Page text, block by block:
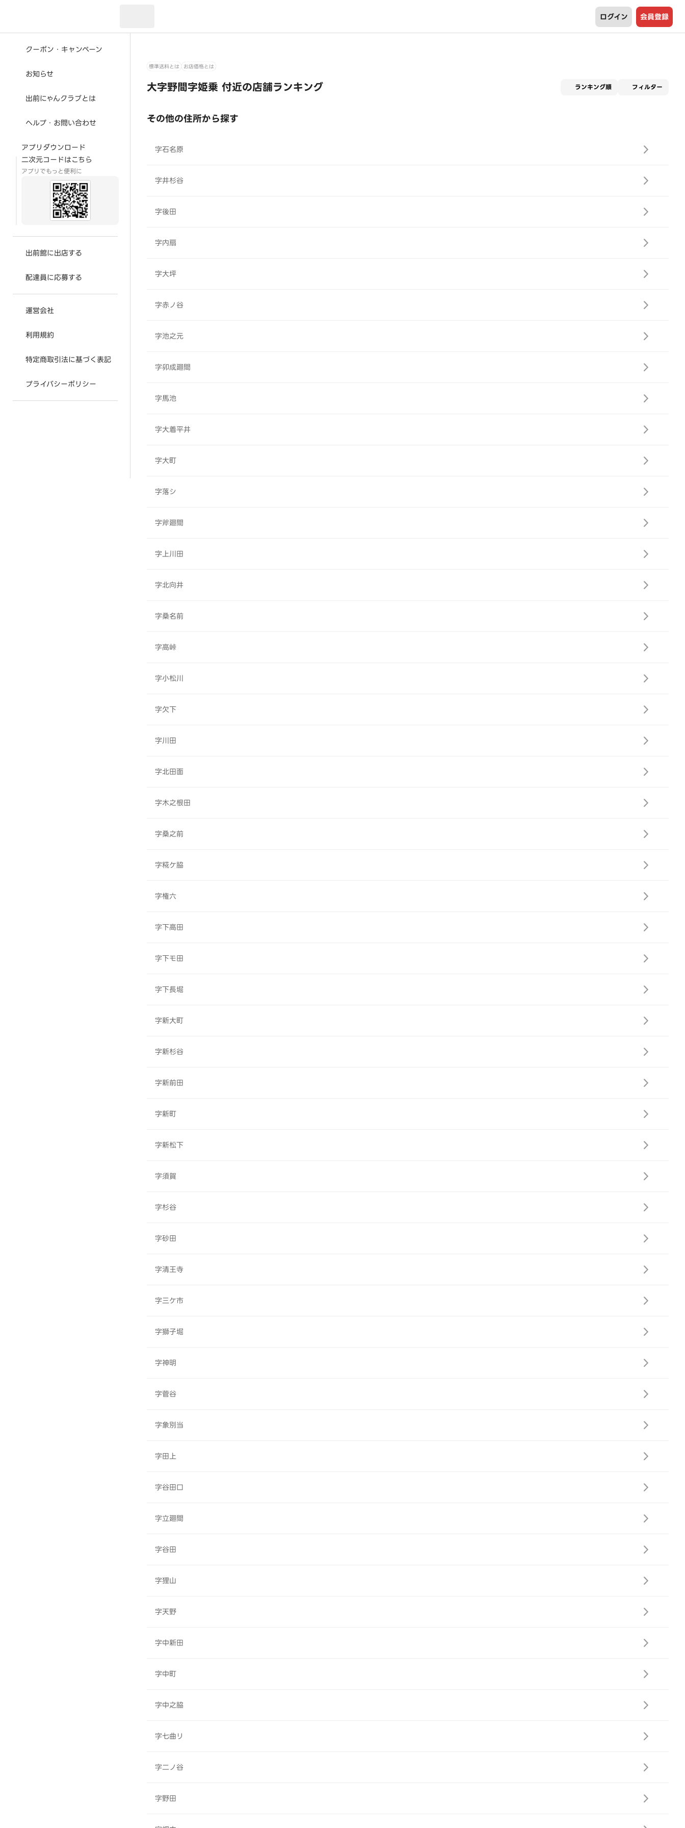
ログイン 会員登録
クーポン・キャンペーン
お知らせ
出前にゃんクラブとは
ヘルプ・お問い合わせ
アプリダウンロード
二次元コードはこちら
アプリでもっと便利に
出前館に出店する
配達員に応募する
運営会社
利用規約
特定商取引法に基づく表記
プライバシーポリシー
標準送料とは お店価格とは
大字野間字姫乗 付近の店舗ランキング ランキング順 フィルター
その他の住所から探す
字石名原
字井杉谷
字後田
字内扇
字大坪
字赤ノ谷
字池之元
字卯成廻間
字馬池
字大着平井
字大町
字落シ
字斧廻間
字上川田
字北向井
字桑名前
字高峠
字小松川
字欠下
字川田
字北田面
字木之根田
字桑之前
字糀ケ脇
字権六
字下高田
字下モ田
字下長堀
字新大町
字新杉谷
字新前田
字新町
字新松下
字須賀
字杉谷
字砂田
字清王寺
字三ケ市
字獅子堀
字神明
字菅谷
字象別当
字田上
字谷田口
字立廻間
字谷田
字狸山
字天野
字中新田
字中町
字中之脇
字七曲リ
字二ノ谷
字野田